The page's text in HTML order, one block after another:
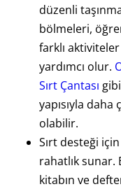
düzenli
bölmeleri,
farklı aktiviteler
yardımcı olur.
Sırt Çantası
yapısıyla daha
olabilir.
Sırt desteği
rahatlık sunar.
kitabın ve